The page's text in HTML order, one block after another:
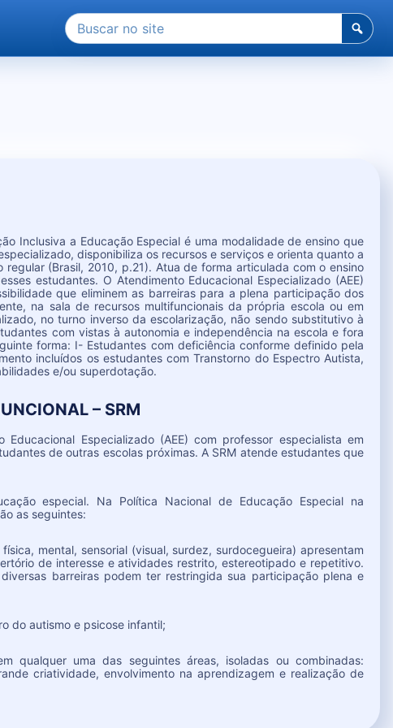
Pesquisar
por:
Inclusiva a Educação Especial é uma modalidade de ensino que
disponibiliza os recursos e serviços e orienta quanto a
(Brasil, 2010, p.21). Atua de forma articulada com o ensino
estudantes. O Atendimento Educacional Especializado (AEE)
que eliminem as barreiras para a plena participação dos
na sala de recursos multifuncionais da própria escola ou em
no turno inverso da escolarização, não sendo substitutivo à
com vistas à autonomia e independência na escola e fora
forma: I- Estudantes com deficiência conforme definido pela
incluídos os estudantes com Transtorno do Espectro Autista,
e/ou superdotação.
– SRM
Especializado (AEE) com professor especialista em
de outras escolas próximas. A SRM atende estudantes que
especial. Na Política Nacional de Educação Especial na
as seguintes:
mental, sensorial (visual, surdez, surdocegueira) apresentam
de interesse e atividades restrito, estereotipado e repetitivo.
barreiras podem ter restringida sua participação plena e
do autismo e psicose infantil;
qualquer uma das seguintes áreas, isoladas ou combinadas:
criatividade, envolvimento na aprendizagem e realização de